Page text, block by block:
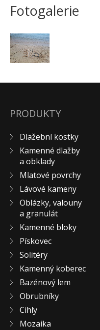
Pískovec
Kamenné bloky
Výrobky z kamene na
Creative Floor
Doplňkový sortiment
KAMENNÉ DLAŽBY,
MLATOVÉ POVRCHY
ZAKÁZKY NA MÍRU
VÝPRODEJ
NOVINKY
BLOG
KONTAKT
Fotogalerie
PRODUKTY
Dlažební kostky
Kamenné dlažby
a obklady
Mlatové povrchy
Lávové kameny
Oblázky, valouny
a granulát
Kamenné bloky
Pískovec
Solitéry
Kamenný koberec
Bazénový lem
Obrubníky
Cihly
Mozaika